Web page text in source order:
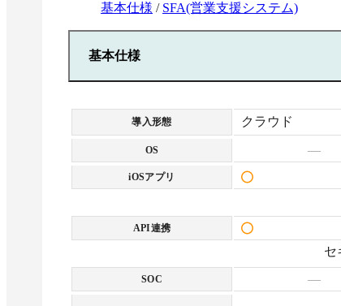
基本仕様 / SFA(営業支援システム)
基本仕様
導入形態 クラウド
OS —
iOSアプリ
API連携
セ
SOC —